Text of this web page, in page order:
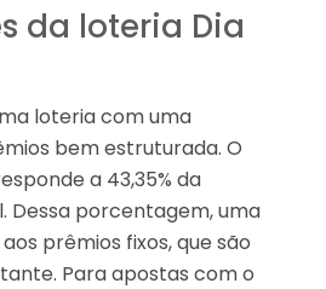
da loteria Dia
loteria com uma
bem estruturada. O
a 43,35% da
Dessa porcentagem, uma
prêmios fixos, que são
Para apostas com o